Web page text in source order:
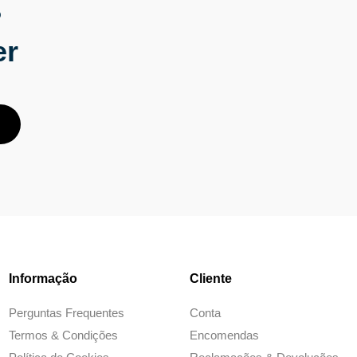
Informação
Perguntas Frequentes
Termos & Condições
Cliente
Conta
Encomendas